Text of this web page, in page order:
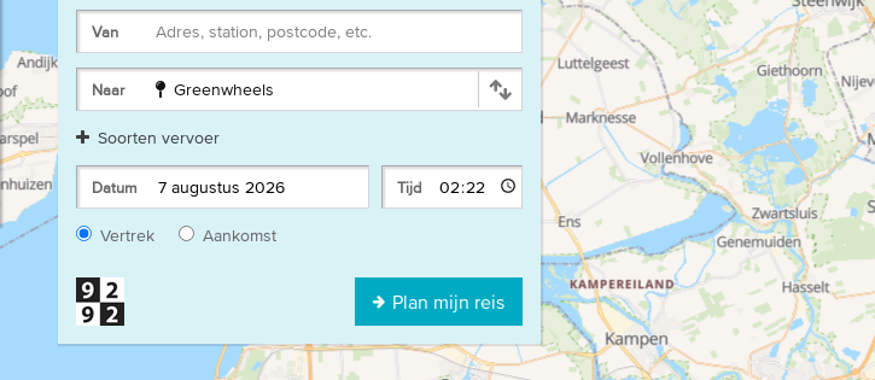
Van Adres, station, postcode, etc.
Naar Greenwheels
Soorten vervoer
Datum Tijd
Vertrek Aankomst
Plan mijn reis